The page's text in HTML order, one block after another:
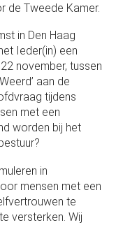
de Tweede Kamer.
in Den Haag
Ieder(in) een
november, tussen
aan de
tijdens
met een
worden bij het
in
mensen met een
te
versterken. Wij